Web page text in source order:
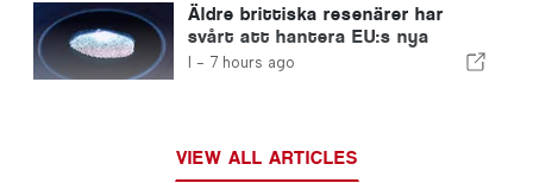
Äldre brittiska resenärer har
svårt att hantera EU:s nya
fingeravtryckskontroller
I - 7 hours ago
VIEW ALL ARTICLES